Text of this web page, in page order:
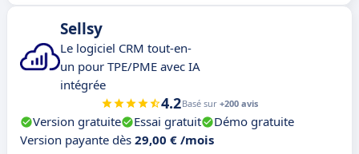
Sellsy
Le logiciel CRM tout-en-
un pour TPE/PME avec IA
intégrée
4.2Basé sur +200 avis
Version gratuite Essai gratuit
Démo gratuite
Version payante dès 29,00 € /mois